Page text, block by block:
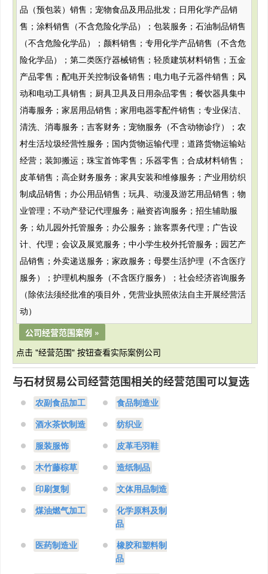
品（预包装）销售；宠物食品及用品批发；日用化学产品销
售；涂料销售（不含危险化学品）；包装服务；石油制品销售
（不含危险化学品）；颜料销售；专用化学产品销售（不含危
险化学品）；第二类医疗器械销售；轻质建筑材料销售；五金
产品零售；配电开关控制设备销售；电力电子元器件销售；风
动和电动工具销售；厨具卫具及日用杂品零售；餐饮器具集中
消毒服务；家居用品销售；家用电器零配件销售；专业保洁、
清洗、消毒服务；吉客财务；宠物服务（不含动物诊疗）；农
村生活垃圾经营性服务；国内货物运输代理；道路货物运输站
经营；装卸搬运；珠宝首饰零售；乐器零售；合成材料销售；
皮革销售；高企财务服务；家具安装和维修服务；产业用纺织
制成品销售；办公用品销售；玩具、动漫及游艺用品销售；物
业管理；不动产登记代理服务；融资咨询服务；招生辅助服
务；幼儿园外托管服务；办公服务；旅客票务代理；广告设
计、代理；会议及展览服务；中小学生校外托管服务；园艺产
品销售；外卖递送服务；家政服务；母婴生活护理（不含医疗
服务）；护理机构服务（不含医疗服务）；社会经济咨询服务
（除依法须经批准的项目外，凭营业执照依法自主开展经营活
动）
公司经营范围案例 »
点击 "经营范围" 按钮查看实际案例公司
与石材贸易公司经营范围相关的经营范围可以复选
农副食品加工 食品制造业
酒水茶饮制造 纺织业
服装服饰 皮革毛羽鞋
木竹藤棕草 造纸制品
印刷复制 文体用品制造
煤油燃气加工
化学原料及制
品
医药制造业
橡胶和塑料制
品